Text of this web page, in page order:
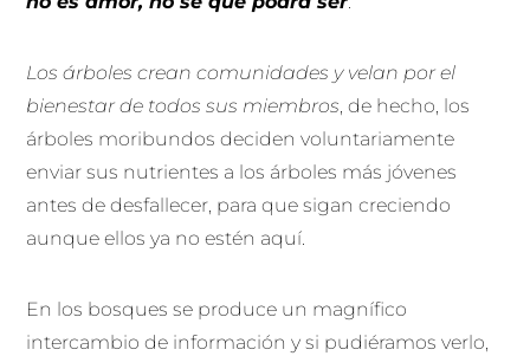
Los árboles crean comunidades y velan por el
bienestar de todos sus miembros, de hecho, los
árboles moribundos deciden voluntariamente
enviar sus nutrientes a los árboles más jóvenes
antes de desfallecer, para que sigan creciendo
aunque ellos ya no estén aquí.
En los bosques se produce un magnífico
intercambio de información y si pudiéramos verlo,